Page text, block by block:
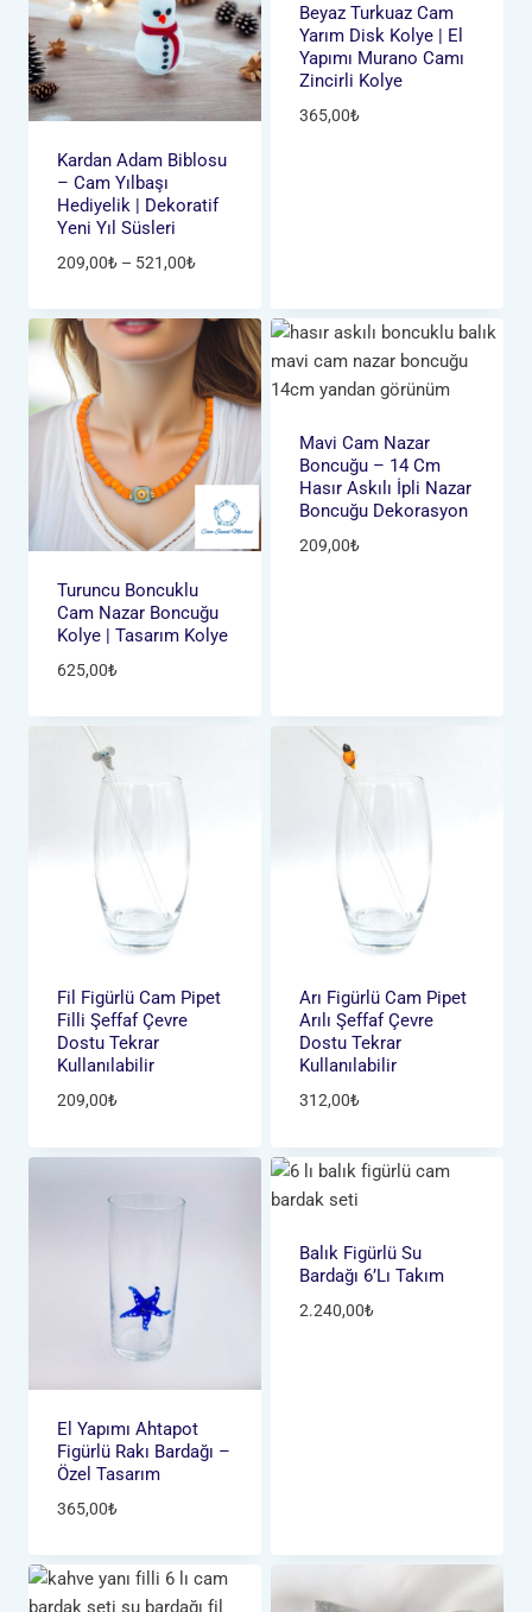
Kardan Adam Biblosu
– Cam Yılbaşı
Hediyelik | Dekoratif
Yeni Yıl Süsleri
209,00₺ – 521,00₺Fiyat
209,00₺
-
521,00₺
Beyaz Turkuaz Cam
Yarım Disk Kolye | El
Yapımı Murano Camı
Zincirli Kolye
365,00₺
Turuncu Boncuklu
Cam Nazar Boncuğu
Kolye | Tasarım Kolye
625,00₺
Mavi Cam Nazar
Boncuğu – 14 Cm
Hasır Askılı İpli Nazar
Boncuğu Dekorasyon
209,00₺
Fil Figürlü Cam Pipet
Filli Şeffaf Çevre
Dostu Tekrar
Kullanılabilir
209,00₺
Arı Figürlü Cam Pipet
Arılı Şeffaf Çevre
Dostu Tekrar
Kullanılabilir
312,00₺
El Yapımı Ahtapot
Figürlü Rakı Bardağı –
Özel Tasarım
365,00₺
Balık Figürlü Su
Bardağı 6’lı Takım
2.240,00₺